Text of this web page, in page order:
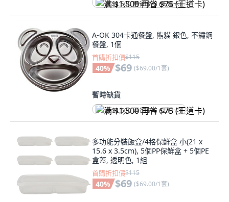
满 $1,500 再省 $75 (王道卡)
A-OK 304卡通餐盤, 熊貓 銀色, 不鏽鋼
餐盤, 1個
首購折扣價$115
40% $69 ($69.00/1套)
暫時缺貨
满 $1,500 再省 $75 (王道卡)
多功能分裝飯盒/4格保鲜盒 小(21 x
15.6 x 3.5cm), 5個PP保鮮盒 + 5個PE
盒蓋, 透明色, 1組
首購折扣價$115
40% $69 ($69.00/1套)